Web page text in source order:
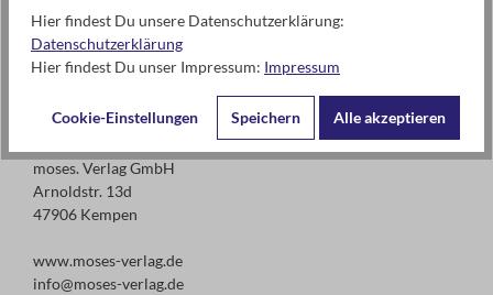
Warnhinweise und weitere Hinweise
Hierbei handelt es sich um einen Artikel mit gebundenem
moses. Verlag GmbH
Arnoldstr. 13d
47906 Kempen
www.moses-verlag.de
info@moses-verlag.de
Hier findest Du unsere Datenschutzerklärung:
Datenschutzerklärung
Hier findest Du unser Impressum: Impressum
Cookie-Einstellungen Speichern Alle akzeptieren